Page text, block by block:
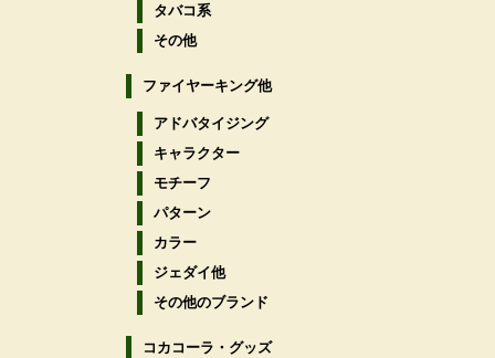
タバコ系
その他
ファイヤーキング他
アドバタイジング
キャラクター
モチーフ
パターン
カラー
ジェダイ他
その他のブランド
コカコーラ・グッズ